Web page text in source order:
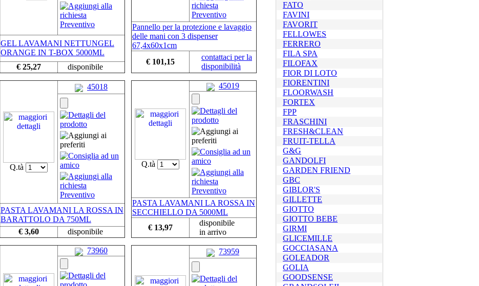
GEL LAVAMANI NETTUNGEL
ORANGE IN T-BOX 5000ML
€ 25,27
disponibile
Pannello per la protezione e lavaggio
delle mani con 3 dispenser
67,4x60x1cm
€ 101,15
contattaci per la
disponibilità
Q.tà
45018
PASTA LAVAMANI LA ROSSA IN
BARATTOLO DA 750ML
€ 3,60
disponibile
Q.tà
45019
PASTA LAVAMANI LA ROSSA IN
SECCHIELLO DA 5000ML
€ 13,97
disponibile
in arrivo
73960 73959
FATO
FAVINI
FAVORIT
FELLOWES
FERRERO
FILA SPA
FILOFAX
FIOR DI LOTO
FIORENTINI
FLOORWASH
FORTEX
FPP
FRASCHINI
FRESH&CLEAN
FRUIT-TELLA
G&G
GANDOLFI
GARDEN FRIEND
GBC
GIBLOR'S
GILLETTE
GIOTTO
GIOTTO BEBE
GIRMI
GLICEMILLE
GOCCIASANA
GOLEADOR
GOLIA
GOODSENSE